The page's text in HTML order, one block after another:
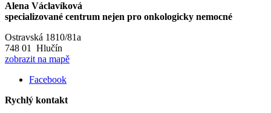
Alena Václavíková
specializované centrum nejen pro onkologicky nemocné
Ostravská 1810/81a
748 01 Hlučín
zobrazit na mapě
Facebook
Rychlý kontakt